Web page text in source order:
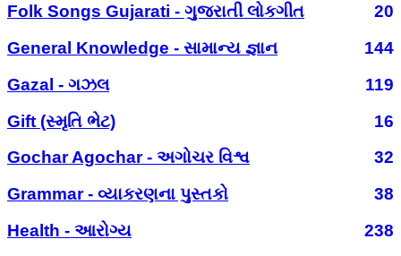
Folk Songs Gujarati - ગુજરાતી લોકગીત
20
General Knowledge - સામાન્ય જ્ઞાન
144
Gazal - ગઝલ
119
Gift (સ્મૃતિ ભેટ)
16
Gochar Agochar - અગોચર વિશ્વ
32
Grammar - વ્યાકરણના પુસ્તકો
38
Health - આરોગ્ય
238